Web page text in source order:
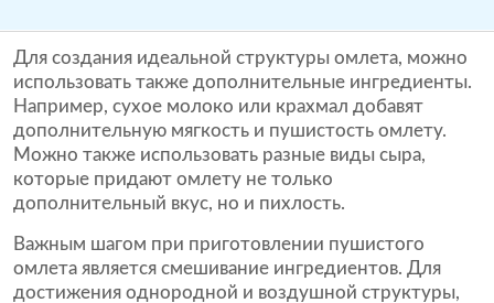
Для создания идеальной структуры омлета, можно
использовать также дополнительные ингредиенты.
Например, сухое молоко или крахмал добавят
дополнительную мягкость и пушистость омлету.
Можно также использовать разные виды сыра,
которые придают омлету не только
дополнительный вкус, но и пихлость.
Важным шагом при приготовлении пушистого
омлета является смешивание ингредиентов. Для
достижения однородной и воздушной структуры,